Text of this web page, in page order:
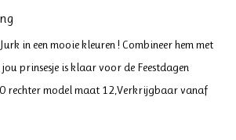
in een mooie kleuren ! Combineer hem met
prinsesje is klaar voor de Feestdagen
rechter model maat 12,Verkrijgbaar vanaf